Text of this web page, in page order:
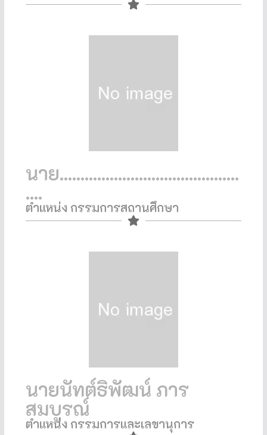
นาย...........................................
....
ตำแหน่ง กรรมการสถานศึกษา​
นายนัทต์ธิพัฒน์ ภาร
สมบูรณ์
ตำแหน่ง กรรมการและเลขานุการ